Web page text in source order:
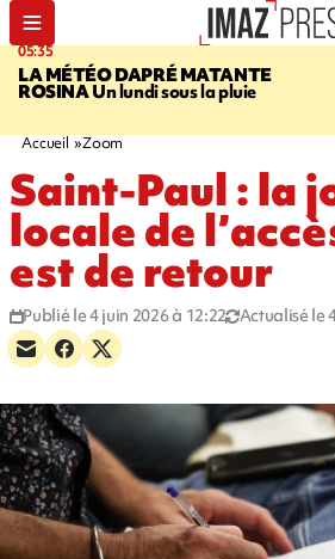
05:35
LA MÉTÉO DAPRÉ MATANTE
ROSINAUn lundi sous la pluie
Accueil Zoom
Saint-Paul : la
locale de
est de retour
Publié le 4 juin 2026 à 12:22 Actualisé le